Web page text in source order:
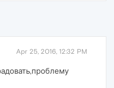
Apr 25, 2016, 12:32 PM